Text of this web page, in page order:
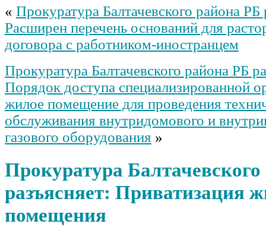
« Прокуратура Балтачевского района РБ
Расширен перечень оснований для
договора с работником-иностранцем
Прокуратура Балтачевского района РБ
Порядок доступа специализированной
жилое помещение для проведения
обслуживания внутридомового и
газового оборудования »
Прокуратура
разъясняет: Приватизация
помещения